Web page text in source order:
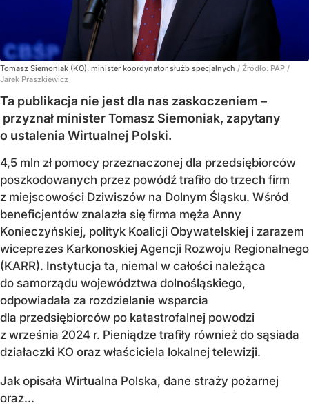
Tomasz Siemoniak (KO), minister koordynator służb specjalnych / Źródło: PAP /
Jarek Praszkiewicz
Ta publikacja nie jest dla nas zaskoczeniem –
przyznał minister Tomasz Siemoniak, zapytany
o ustalenia Wirtualnej Polski.
4,5 mln zł pomocy przeznaczonej dla przedsiębiorców
poszkodowanych przez powódź trafiło do trzech firm
z miejscowości Dziwiszów na Dolnym Śląsku. Wśród
beneficjentów znalazła się firma męża Anny
Konieczyńskiej, polityk Koalicji Obywatelskiej i zarazem
wiceprezes Karkonoskiej Agencji Rozwoju Regionalnego
(KARR). Instytucja ta, niemal w całości należąca
do samorządu województwa dolnośląskiego,
odpowiadała za rozdzielanie wsparcia
dla przedsiębiorców po katastrofalnej powodzi
z września 2024 r. Pieniądze trafiły również do sąsiada
działaczki KO oraz właściciela lokalnej telewizji.
Jak opisała Wirtualna Polska, dane straży pożarnej
oraz...